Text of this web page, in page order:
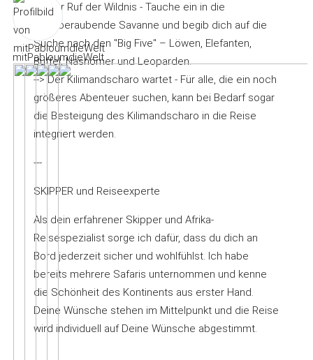
--> Der Ruf der Wildnis - Tauche ein in die
atemberaubende Savanne und begib dich auf die
Suche nach den "Big Five" – Löwen, Elefanten,
Büffel, Nashörner und Leoparden.
--> Der Kilimandscharo wartet - Für alle, die ein noch
größeres Abenteuer suchen, kann bei Bedarf sogar
die Besteigung des Kilimandscharo in die Reise
integriert werden.
---
SKIPPER und Reiseexperte
Als dein erfahrener Skipper und Afrika-
Reisespezialist sorge ich dafür, dass du dich an
Bord jederzeit sicher und wohlfühlst. Ich habe
bereits mehrere Safaris unternommen und kenne
die Schönheit des Kontinents aus erster Hand.
Deine Wünsche stehen im Mittelpunkt und die Reise
wird individuell auf Deine Wünsche abgestimmt.
mitPabloumdieWelt